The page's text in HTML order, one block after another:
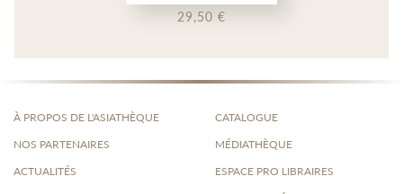
À PROPOS DE L'ASIATHÈQUE
NOS PARTENAIRES
ACTUALITÉS
CATALOGUE
MÉDIATHÈQUE
ESPACE PRO LIBRAIRES